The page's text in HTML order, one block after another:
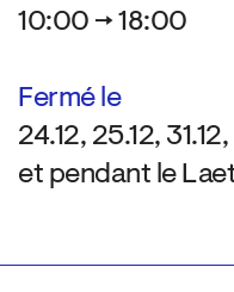
10:00 → 18:00
Fermé le
24.12, 25.12,
et pendant le